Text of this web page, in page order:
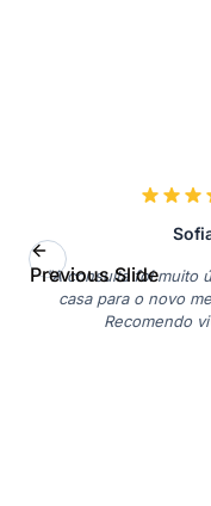
"A consulta foi muito
casa para o novo
Recomendo
Previous Slide